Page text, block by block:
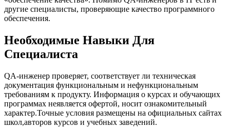
другие специалисты, проверяющие качество программного
обеспечения.
Необходимые Навыки Для
Специалиста
QA-инженер проверяет, соответствует ли техническая
документация функциональным и нефункциональным
требованиям к продукту. Информация о курсах и обучающих
программах неявляется офертой, носит ознакомительный
характер.Точные условия размещены на официальных сайтах
школ,авторов курсов и учебных заведений.